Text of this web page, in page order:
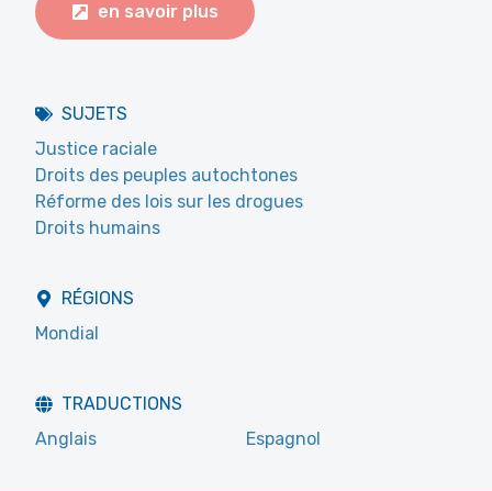
en savoir plus
SUJETS
Justice raciale
Droits des peuples autochtones
Réforme des lois sur les drogues
Droits humains
RÉGIONS
Mondial
TRADUCTIONS
Anglais
Espagnol